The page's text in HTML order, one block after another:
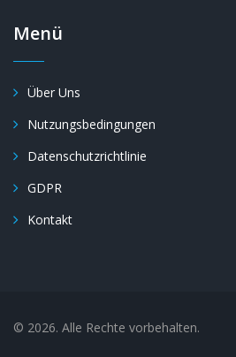
Menü
Über Uns
Nutzungsbedingungen
Datenschutzrichtlinie
GDPR
Kontakt
© 2026. Alle Rechte vorbehalten.